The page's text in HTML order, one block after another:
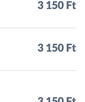
3 150 Ft
3 150 Ft